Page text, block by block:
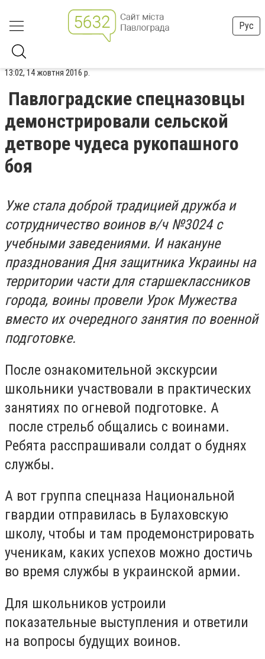
Рус
13:02, 14 жовтня 2016 р.
Павлоградские спецназовцы
демонстрировали сельской
детворе чудеса рукопашного
боя
Уже стала доброй традицией дружба и
сотрудничество воинов в/ч №3024 с
учебными заведениями. И накануне
празднования Дня защитника Украины на
территории части для старшеклассников
города, воины провели Урок Мужества
вместо их очередного занятия по военной
подготовке.
После ознакомительной экскурсии
школьники участвовали в практических
занятиях по огневой подготовке. А
после стрельб общались с воинами.
Ребята расспрашивали солдат о буднях
службы.
А вот группа спецназа Национальной
гвардии отправилась в Булаховскую
школу, чтобы и там продемонстрировать
ученикам, каких успехов можно достичь
во время службы в украинской армии.
Для школьников устроили
показательные выступления и ответили
на вопросы будущих воинов.